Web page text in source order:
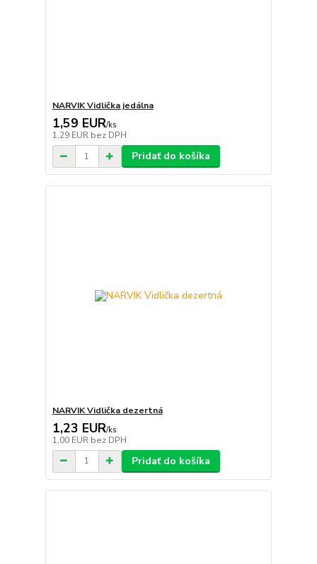
NARVIK Vidlička jedálna
1,59 EUR/ks
1,29 EUR bez DPH
Pridať do košíka
NARVIK Vidlička dezertná
1,23 EUR/ks
1,00 EUR bez DPH
Pridať do košíka